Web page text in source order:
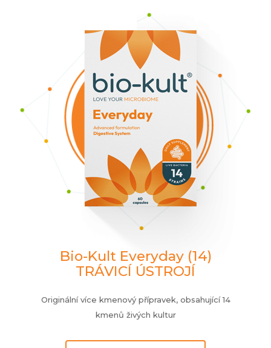
Bio-Kult Everyday (14)
TRÁVICÍ ÚSTROJÍ
Originální více kmenový přípravek, obsahující 14
kmenů živých kultur